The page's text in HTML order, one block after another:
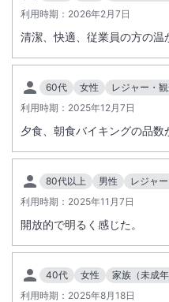
施設からのお知らせ
【セルフ】
オムツペール、ベビーバス、お
（ステップ）等
クーファン、ベビーベッド、哺乳
【レストラン】
紙エプロン、離乳食（10ヵ月用と
利用時期： 2026年2月7日
清潔、快適、従業員の方の温
60代 女性
レジャー・
利用時期： 2025年12月7日
夕食、朝食バイキングの品数
80代以上 男性
レジャ
利用時期： 2025年11月7日
開放的で明るく感じた。
40代 女性
家族（未成年
利用時期： 2025年8月18日